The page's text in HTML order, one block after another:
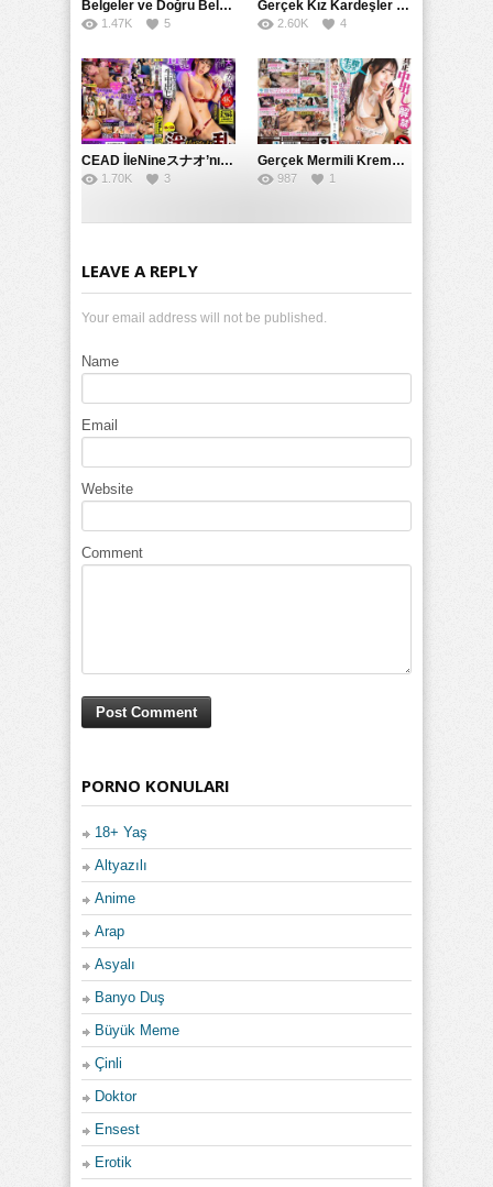
Belgeler ve Doğru Belgelendirmede DOCS’in Önemi
1.47K 5
Gerçek Kız Kardeşler hipnoz ve zihin kontrolü altında liebe阴茎 için yalvaran kızlar: Mısakı Nemıne Mına Hınano
2.60K 4
CEAD İleNineスナオ’nın Çılgın ve Seksüel Dünyası: Büyük Kalçalar ve Çılgın İlişkiler
1.70K 3
Gerçek Mermili Kremalı Pasta Büyük Dağıtımı, Ben Herkesin Özel Placesine Hizmet Eden En Üst Düzey Erotik Ürünler Günün Fırsatı
987 1
LEAVE A REPLY
Your email address will not be published.
Name
Email
Website
Comment
PORNO KONULARI
18+ Yaş
Altyazılı
Anime
Arap
Asyalı
Banyo Duş
Büyük Meme
Çinli
Doktor
Ensest
Erotik